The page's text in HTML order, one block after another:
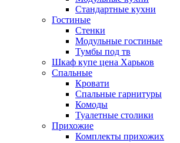
Стандартные кухни
Гостиные
Стенки
Модульные гостиные
Тумбы под тв
Шкаф купе цена Харьков
Спальные
Кровати
Спальные гарнитуры
Комоды
Туалетные столики
Прихожие
Комплекты прихожих